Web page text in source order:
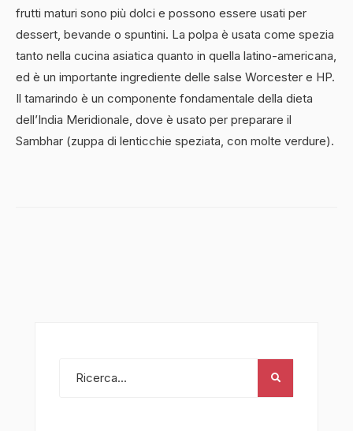
frutti maturi sono più dolci e possono essere usati per
dessert, bevande o spuntini. La polpa è usata come spezia
tanto nella cucina asiatica quanto in quella latino-americana,
ed è un importante ingrediente delle salse Worcester e HP.
Il tamarindo è un componente fondamentale della dieta
dell’India Meridionale, dove è usato per preparare il
Sambhar (zuppa di lenticchie speziata, con molte verdure).